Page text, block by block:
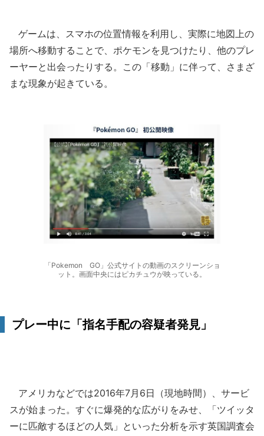
ゲームは、スマホの位置情報を利用し、実際に地図上の
場所へ移動することで、ポケモンを見つけたり、他のプレ
ーヤーと出会ったりする。この「移動」に伴って、さまざ
まな現象が起きている。
「Pokemon GO」公式サイトの動画のスクリーンショ
ット。画面中央にはピカチュウが映っている。
プレー中に「指名手配の容疑者発見」
アメリカなどでは2016年7月6日（現地時間）、サービ
スが始まった。すぐに爆発的な広がりをみせ、「ツイッタ
ーに匹敵するほどの人気」といった分析を示す英国調査会